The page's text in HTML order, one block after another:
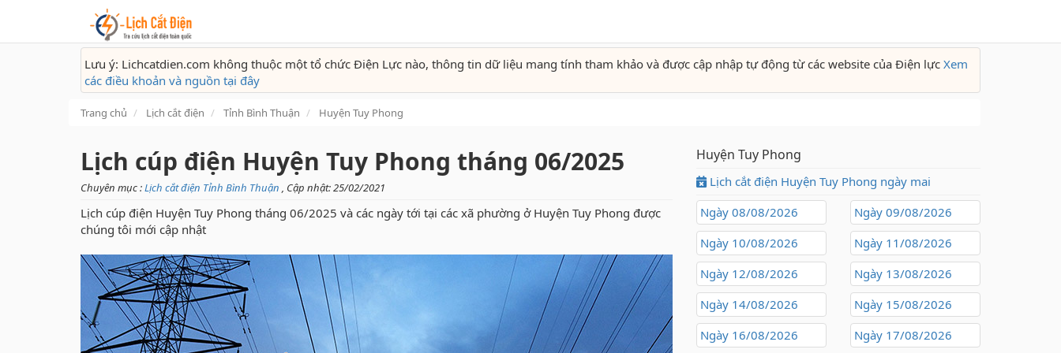
Lưu ý: Lichcatdien.com không thuộc một tổ chức Điện Lực nào, thông tin dữ liệu mang tính tham khảo và được cập nhập tự động từ các website của Điện lực Xem
các điều khoản và nguồn tại đây
Trang chủ Lịch cắt điện Tỉnh Bình Thuận Huyện Tuy Phong
Lịch cúp điện Huyện Tuy Phong tháng 06/2025
Chuyên mục :Lịch cắt điện Tỉnh Bình Thuận , Cập nhật: 25/02/2021
Lịch cúp điện Huyện Tuy Phong tháng 06/2025 và các ngày tới tại các xã phường ở Huyện Tuy Phong được
chúng tôi mới cập nhật
Huyện Tuy Phong
Lịch cắt điện Huyện Tuy Phong ngày mai
Ngày 08/08/2026
Ngày 09/08/2026
Ngày 10/08/2026
Ngày 11/08/2026
Ngày 12/08/2026
Ngày 13/08/2026
Ngày 14/08/2026
Ngày 15/08/2026
Ngày 16/08/2026
Ngày 17/08/2026